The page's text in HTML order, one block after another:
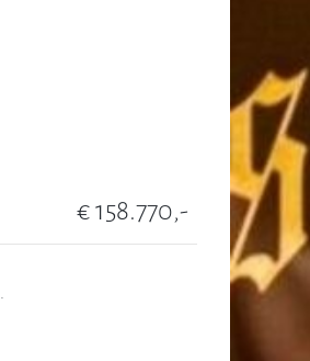
€ 158.770,-